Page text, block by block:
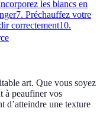
les blancs en
7. Préchauffez votre
correctement10.
art. Que vous soyez
à peaufiner vos
d’atteindre une texture